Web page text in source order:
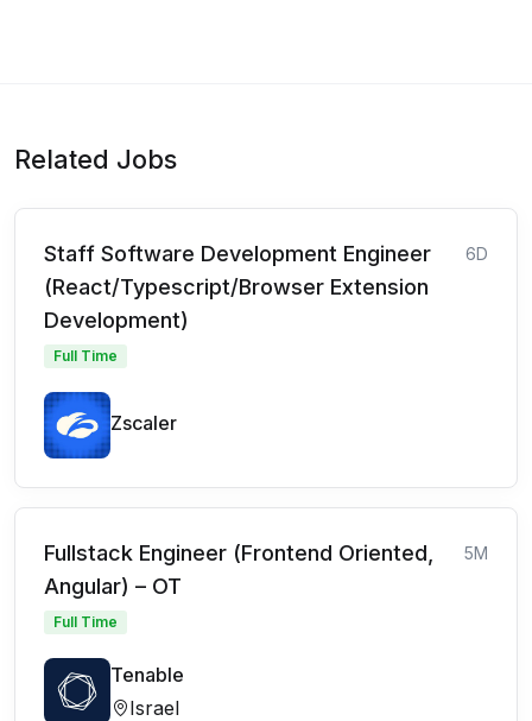
Related Jobs
Staff Software Development Engineer
(React/Typescript/Browser Extension
Development)
6D
Full Time
Zscaler
Fullstack Engineer (Frontend Oriented,
Angular) – OT
5M
Full Time
Tenable
Israel